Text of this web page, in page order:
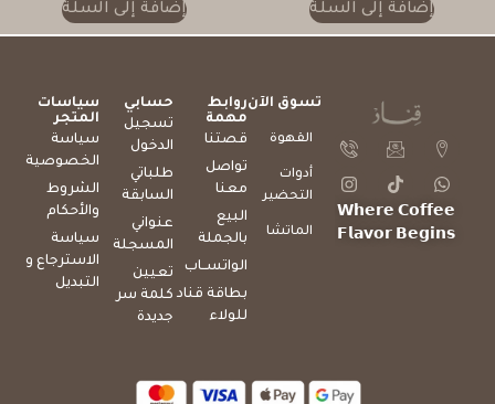
إضافة إلى السلة إضافة إلى السلة
𝗪𝗵𝗲𝗿𝗲 𝗖𝗼𝗳𝗳𝗲𝗲
𝗙𝗹𝗮𝘃𝗼𝗿 𝗕𝗲𝗴𝗶𝗻𝘀
تسوق الآن
القهوة
أدوات
التحضير
الماتشا
روابط
مهمة
قصتنا
تواصل
معنا
البيع
بالجملة
الواتســاب
بطاقة قناد
للولاء
حسابي
تسجيل
الدخول
طلباتي
السابقة
عنواني
المسجلة
تعيين
كلمة سر
جديدة
سياسات
المتجر
سياسة
الخصوصية
الشروط
والأحكام
سياسة
الاسترجاع و
التبديل